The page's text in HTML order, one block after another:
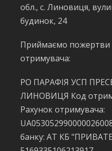
обл., с. Линовиця,
будинок, 24
Приймаємо пожертви
отримувача:
РО ПАРАФІЯ УСП
ЛИНОВИЦЯ Код
Рахунок отримувача:
банку: АТ КБ